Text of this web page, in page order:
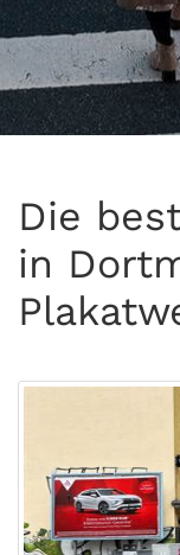
Die
in